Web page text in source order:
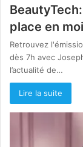
place en
Retrouvez
dès 7h avec
l’actualité de…
Lire la suite